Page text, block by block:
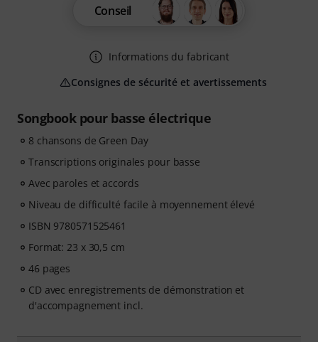
Songbook pour basse électrique
8 chansons de Green Day
Transcriptions originales pour basse
Avec paroles et accords
Niveau de difficulté facile à moyennement élevé
ISBN 9780571525461
Format: 23 x 30,5 cm
46 pages
CD avec enregistrements de démonstration et
d'accompagnement incl.
Conseil
Informations du fabricant
Consignes de sécurité et avertissements